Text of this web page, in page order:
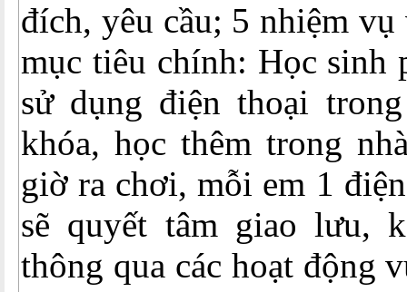
đích, yêu cầu; 5 nhiệm
mục tiêu chính: Học sinh
sử dụng điện thoại
khóa, học thêm trong
giờ ra chơi, mỗi em 1
sẽ quyết tâm giao lưu,
thông qua các hoạt động